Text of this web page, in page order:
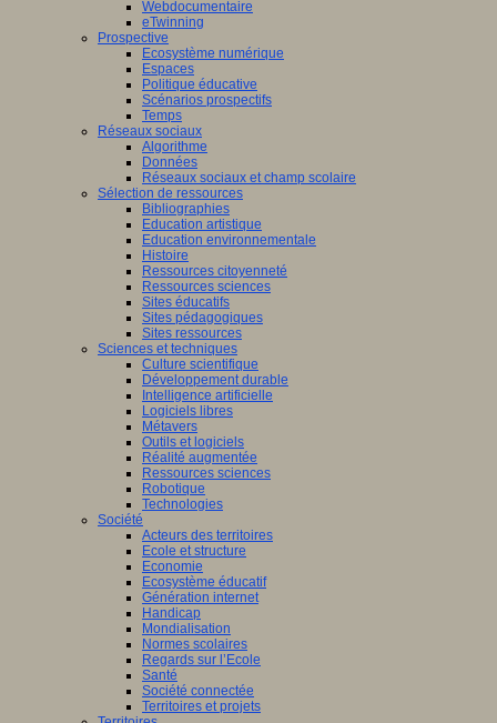
Webdocumentaire
eTwinning
Prospective
Ecosystème numérique
Espaces
Politique éducative
Scénarios prospectifs
Temps
Réseaux sociaux
Algorithme
Données
Réseaux sociaux et champ scolaire
Sélection de ressources
Bibliographies
Education artistique
Education environnementale
Histoire
Ressources citoyenneté
Ressources sciences
Sites éducatifs
Sites pédagogiques
Sites ressources
Sciences et techniques
Culture scientifique
Développement durable
Intelligence artificielle
Logiciels libres
Métavers
Outils et logiciels
Réalité augmentée
Ressources sciences
Robotique
Technologies
Société
Acteurs des territoires
Ecole et structure
Economie
Ecosystème éducatif
Génération internet
Handicap
Mondialisation
Normes scolaires
Regards sur l’Ecole
Santé
Société connectée
Territoires et projets